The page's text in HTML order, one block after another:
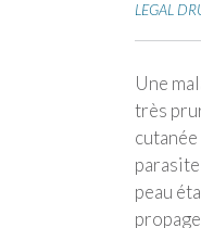
LEGAL
Une
très
peau